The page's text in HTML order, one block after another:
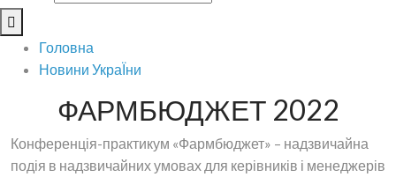
Головна
Новини УкраЇни
ФАРМБЮДЖЕТ 2022
Конференція-практикум «Фармбюджет» – надзвичайна
подія в надзвичайних умовах для керівників і менеджерів